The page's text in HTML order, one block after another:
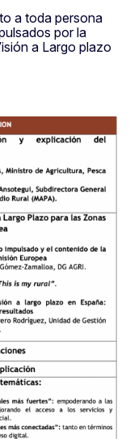
a toda persona
por la
a Largo plazo